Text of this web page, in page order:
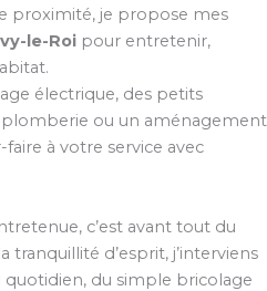
proximité, je propose mes
le-Roi pour entretenir,
électrique, des petits
ou un aménagement
à votre service avec
c’est avant tout du
tranquillité d’esprit, j’interviens
du simple bricolage